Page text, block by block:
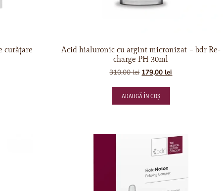
curățare
Acid hialuronic cu argint micronizat – bdr Re-
charge PH 30ml
310,00lei 179,00lei
ADAUGĂ ÎN COȘ